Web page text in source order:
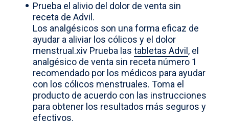
Prueba el alivio del dolor de venta sin
receta de Advil.
Los analgésicos son una forma eficaz de
ayudar a aliviar los cólicos y el dolor
menstrual.xiv Prueba las tabletas Advil , el
analgésico de venta sin receta número 1
recomendado por los médicos para ayudar
con los cólicos menstruales. Toma el
producto de acuerdo con las instrucciones
para obtener los resultados más seguros y
efectivos.